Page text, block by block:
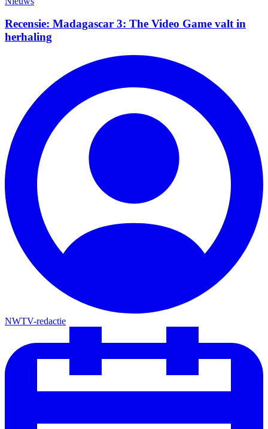
Recensie: Madagascar 3: The Video Game valt in
herhaling
NWTV-redactie